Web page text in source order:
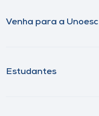
Venha para a Unoesc
Estudantes